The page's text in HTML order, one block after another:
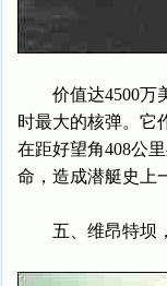
价值达4500万美
时最大的核弹。它
在距好望角408公
命，造成潜艇史上
五、维昂特坝